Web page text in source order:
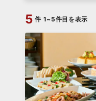
5 件 1~5件目を表示